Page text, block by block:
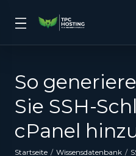
So
Sie SSH-
cPanel
Startseite Wissensdatenbank